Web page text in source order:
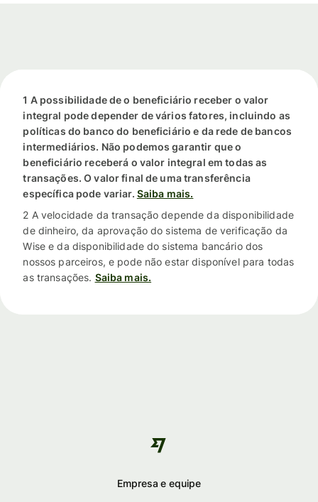
1 A possibilidade de o beneficiário receber o valor
integral pode depender de vários fatores, incluindo as
políticas do banco do beneficiário e da rede de bancos
intermediários. Não podemos garantir que o
beneficiário receberá o valor integral em todas as
transações. O valor final de uma transferência
específica pode variar. Saiba mais.
2 A velocidade da transação depende da disponibilidade
de dinheiro, da aprovação do sistema de verificação da
Wise e da disponibilidade do sistema bancário dos
nossos parceiros, e pode não estar disponível para todas
as transações. Saiba mais.
Empresa e equipe